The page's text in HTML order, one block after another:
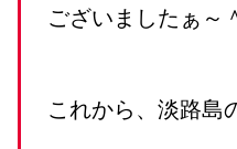
ございましたぁ～
これから、淡路島